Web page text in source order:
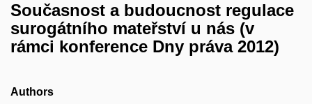
Současnost a budoucnost regulace
surogátního mateřství u nás (v
rámci konference Dny práva 2012)
Authors